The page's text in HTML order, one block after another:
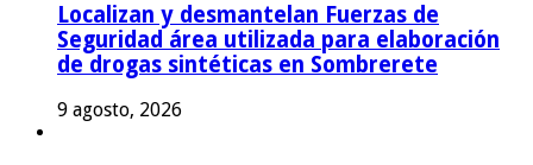
Localizan y desmantelan Fuerzas de
Seguridad área utilizada para elaboración
de drogas sintéticas en Sombrerete
9 agosto, 2026